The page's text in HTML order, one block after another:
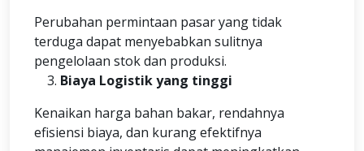
Perubahan permintaan pasar yang tidak
terduga dapat menyebabkan sulitnya
pengelolaan stok dan produksi.
Biaya Logistik yang tinggi
Kenaikan harga bahan bakar, rendahnya
efisiensi biaya, dan kurang efektifnya